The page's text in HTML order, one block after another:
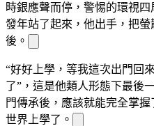
時銀應聲而停，警惕的環視四
發年站了起來，他出手，把
後。
“好好上學，等我這次出門回
了”，這是他類人形態下最後
門傳承後，應該就能完全掌
世界上學了。